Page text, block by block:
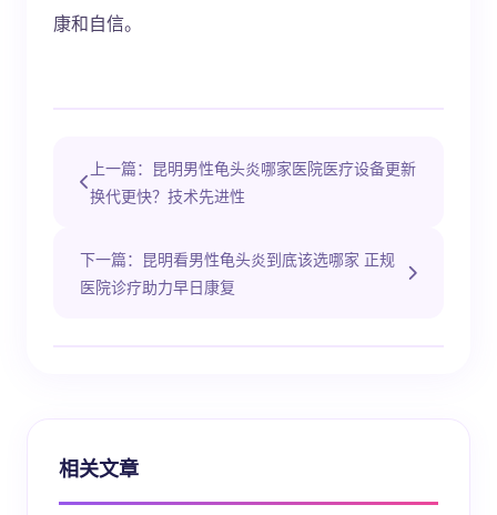
康和自信。
上一篇：昆明男性龟头炎哪家医院医疗设备更新
换代更快？技术先进性
下一篇：昆明看男性龟头炎到底该选哪家 正规
医院诊疗助力早日康复
相关文章